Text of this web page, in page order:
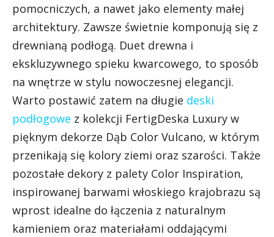
pomocniczych, a nawet jako elementy małej
architektury. Zawsze świetnie komponują się z
drewnianą podłogą. Duet drewna i
ekskluzywnego spieku kwarcowego, to sposób
na wnętrze w stylu nowoczesnej elegancji.
Warto postawić zatem na długie deski
podłogowe z kolekcji FertigDeska Luxury w
pięknym dekorze Dąb Color Vulcano, w którym
przenikają się kolory ziemi oraz szarości. Także
pozostałe dekory z palety Color Inspiration,
inspirowanej barwami włoskiego krajobrazu są
wprost idealne do łączenia z naturalnym
kamieniem oraz materiałami oddającymi